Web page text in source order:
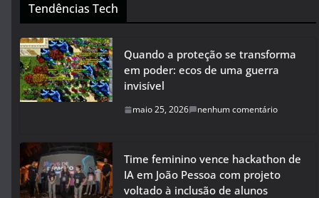
Tendências Tech
Quando a proteção se transforma
em poder: ecos de uma guerra
invisível
maio 25, 2026 nenhum comentário
Time feminino vence hackathon de
IA em João Pessoa com projeto
voltado à inclusão de alunos